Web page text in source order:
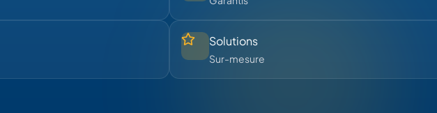
Solutions
Sur-mesure